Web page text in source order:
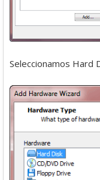
Seleccionamos Hard